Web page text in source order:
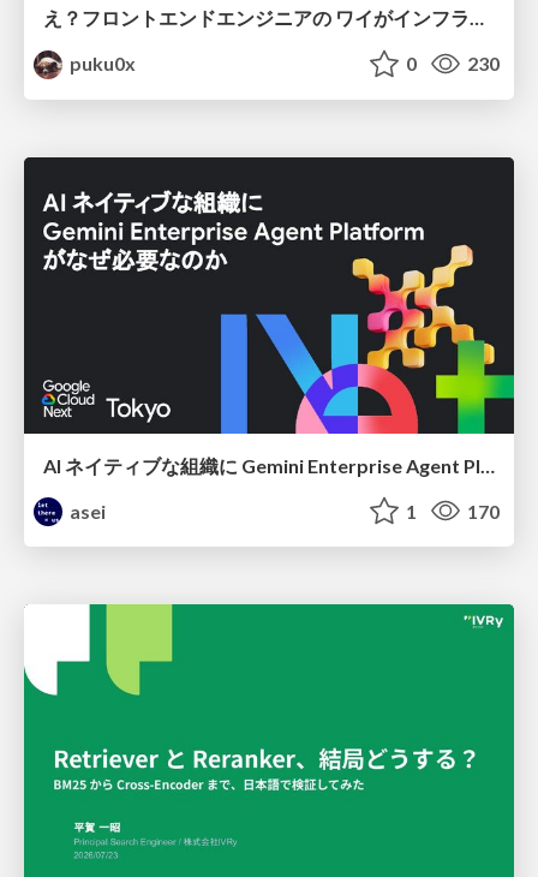
え？フロントエンドエンジニアの ワイがインフラも！？
puku0x
0 230
asei
1 170